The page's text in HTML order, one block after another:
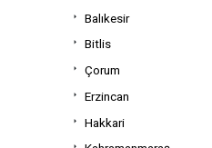
Balıkesir
Bitlis
Çorum
Erzincan
Hakkari